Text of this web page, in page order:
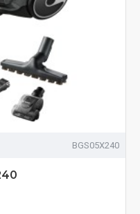
BGS05X240